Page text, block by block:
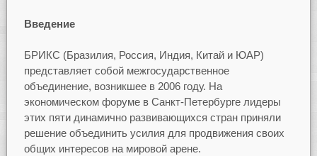
Введение
БРИКС (Бразилия, Россия, Индия, Китай и ЮАР)
представляет собой межгосударственное
объединение, возникшее в 2006 году. На
экономическом форуме в Санкт-Петербурге лидеры
этих пяти динамично развивающихся стран приняли
решение объединить усилия для продвижения своих
общих интересов на мировой арене.